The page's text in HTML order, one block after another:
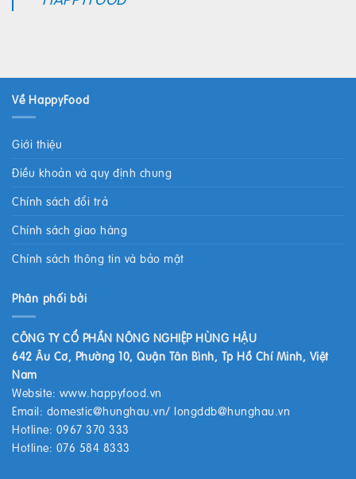
Về HappyFood
Giới thiệu
Điều khoản và quy định chung
Chính sách đổi trả
Chính sách giao hàng
Chính sách thông tin và bảo mật
Phân phối bởi
CÔNG TY CỔ PHẦN NÔNG NGHIỆP HÙNG HẬU
642 Âu Cơ, Phường 10, Quận Tân Bình, Tp Hồ Chí Minh, Việt
Nam
Website: www.happyfood.vn
Email: domestic@hunghau.vn/ longddb@hunghau.vn
Hotline: 0967 370 333
Hotline: 076 584 8333